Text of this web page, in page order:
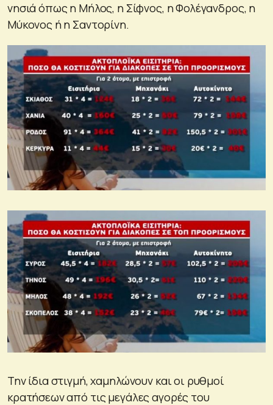
νησιά όπως η Μήλος, η Σίφνος, η Φολέγανδρος, η
Μύκονος ή η Σαντορίνη.
Την ίδια στιγμή, χαμηλώνουν και οι ρυθμοί
κρατήσεων από τις μεγάλες αγορές του